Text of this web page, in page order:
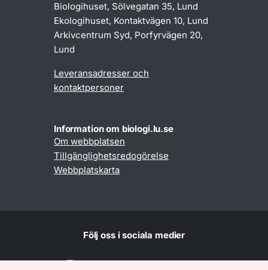
Biologihuset, Sölvegatan 35, Lund
Ekologihuset, Kontaktvägen 10, Lund
Arkivcentrum Syd, Porfyrvägen 20,
Lund
Leveransadresser och
kontaktpersoner
Information om biologi.lu.se
Om webbplatsen
Tillgänglighetsredogörelse
Webbplatskarta
Följ oss i sociala medier